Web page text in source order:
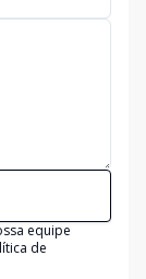
equipe
de